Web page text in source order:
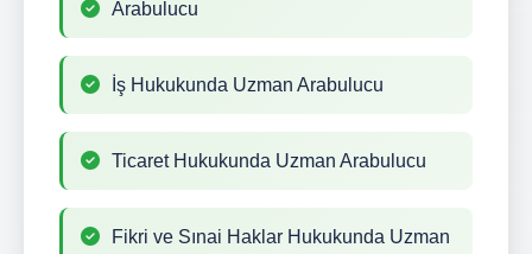
Arabulucu
İş Hukukunda Uzman Arabulucu
Ticaret Hukukunda Uzman Arabulucu
Fikri ve Sınai Haklar Hukukunda Uzman